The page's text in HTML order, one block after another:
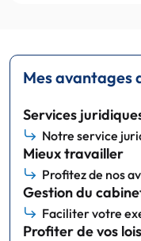
Mes avantages
Services
Notre service
Mieux travailler
Profitez de nos
Gestion du
Faciliter votre
Profiter de vos